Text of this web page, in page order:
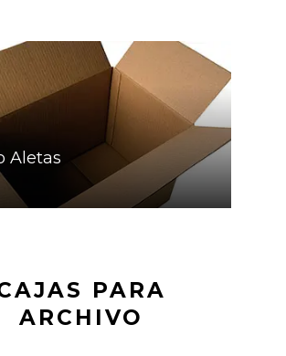
Aletas
PARA
ARCHIVO